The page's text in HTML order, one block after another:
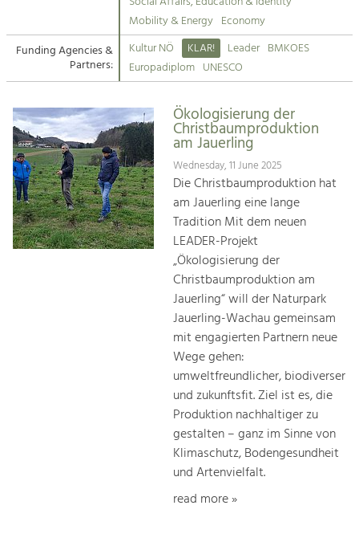
Suche
Impressum
Kontakt
Tourism
Offer Development and Positioning
Art & Culture
Crafts, Science and Research.
Social Affairs, Education
& Identity
Equality, Youth and Integration.
Climate Change, Public Transport and
Increase in Regional Value Added.
Mobility & Energy Economy
Funding Agencies &
Partners:
Kultur NÖ KLAR! Leader BMKOES
Europadiplom UNESCO
Ökologisierung der
Christbaumproduktion
am Jauerling
Wednesday, 11 June 2025
Die Christbaumproduktion hat
am Jauerling eine lange
Tradition Mit dem neuen
LEADER-Projekt
„Ökologisierung der
Christbaumproduktion am
Jauerling“ will der Naturpark
Jauerling-Wachau gemeinsam
mit engagierten Partnern neue
Wege gehen:
umweltfreundlicher, biodiverser
und zukunftsfit. Ziel ist es, die
Produktion nachhaltiger zu
gestalten – ganz im Sinne von
Klimaschutz, Bodengesundheit
und Artenvielfalt.
read more »